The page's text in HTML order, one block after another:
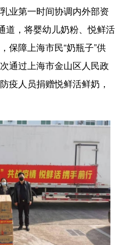
业第一时间协调内外部资
道，将婴幼儿奶粉、悦鲜活
保障上海市民“奶瓶子”供
通过上海市金山区人民政
疫人员捐赠悦鲜活鲜奶，